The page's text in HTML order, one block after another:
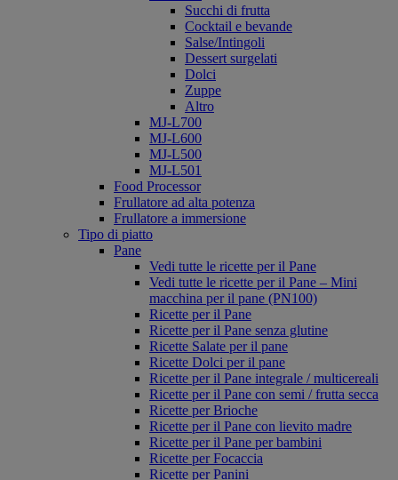
Succhi di frutta
Cocktail e bevande
Salse/Intingoli
Dessert surgelati
Dolci
Zuppe
Altro
MJ-L700
MJ-L600
MJ-L500
MJ-L501
Food Processor
Frullatore ad alta potenza
Frullatore a immersione
Tipo di piatto
Pane
Vedi tutte le ricette per il Pane
Vedi tutte le ricette per il Pane – Mini
macchina per il pane (PN100)
Ricette per il Pane
Ricette per il Pane senza glutine
Ricette Salate per il pane
Ricette Dolci per il pane
Ricette per il Pane integrale / multicereali
Ricette per il Pane con semi / frutta secca
Ricette per Brioche
Ricette per il Pane con lievito madre
Ricette per il Pane per bambini
Ricette per Focaccia
Ricette per Panini